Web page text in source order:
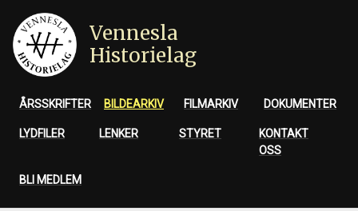
Vennesla
Historielag
ÅRSSKRIFTER BILDEARKIV FILMARKIV DOKUMENTER
LYDFILER LENKER STYRET
KONTAKT
OSS
BLI MEDLEM